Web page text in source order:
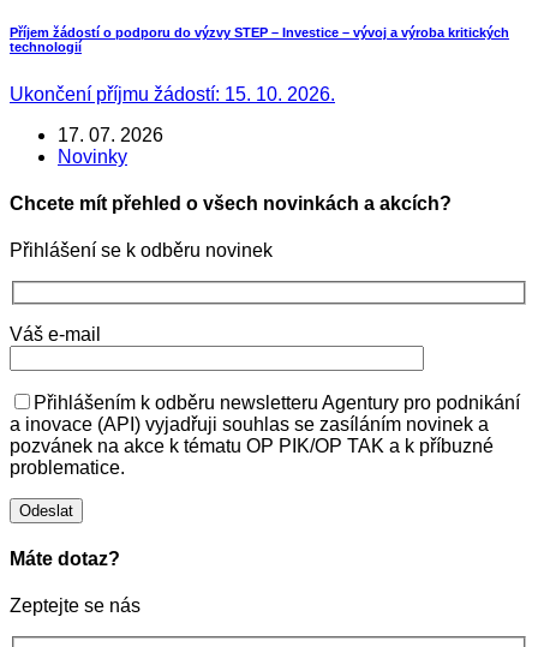
Příjem žádostí o podporu do výzvy STEP – Investice – vývoj a výroba kritických
technologií
Ukončení příjmu žádostí: 15. 10. 2026.
17. 07. 2026
Novinky
Chcete mít přehled o všech novinkách a akcích?
Přihlášení se k odběru novinek
Váš e-mail
Přihlášením k odběru newsletteru Agentury pro podnikání
a inovace (API) vyjadřuji souhlas se zasíláním novinek a
pozvánek na akce k tématu OP PIK/OP TAK a k příbuzné
problematice.
Máte dotaz?
Zeptejte se nás